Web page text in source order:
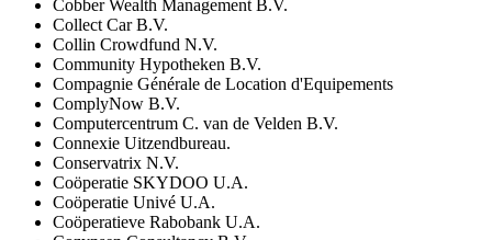
Cobber Wealth Management B.V.
Collect Car B.V.
Collin Crowdfund N.V.
Community Hypotheken B.V.
Compagnie Générale de Location d'Equipements
ComplyNow B.V.
Computercentrum C. van de Velden B.V.
Connexie Uitzendbureau.
Conservatrix N.V.
Coöperatie SKYDOO U.A.
Coöperatie Univé U.A.
Coöperatieve Rabobank U.A.